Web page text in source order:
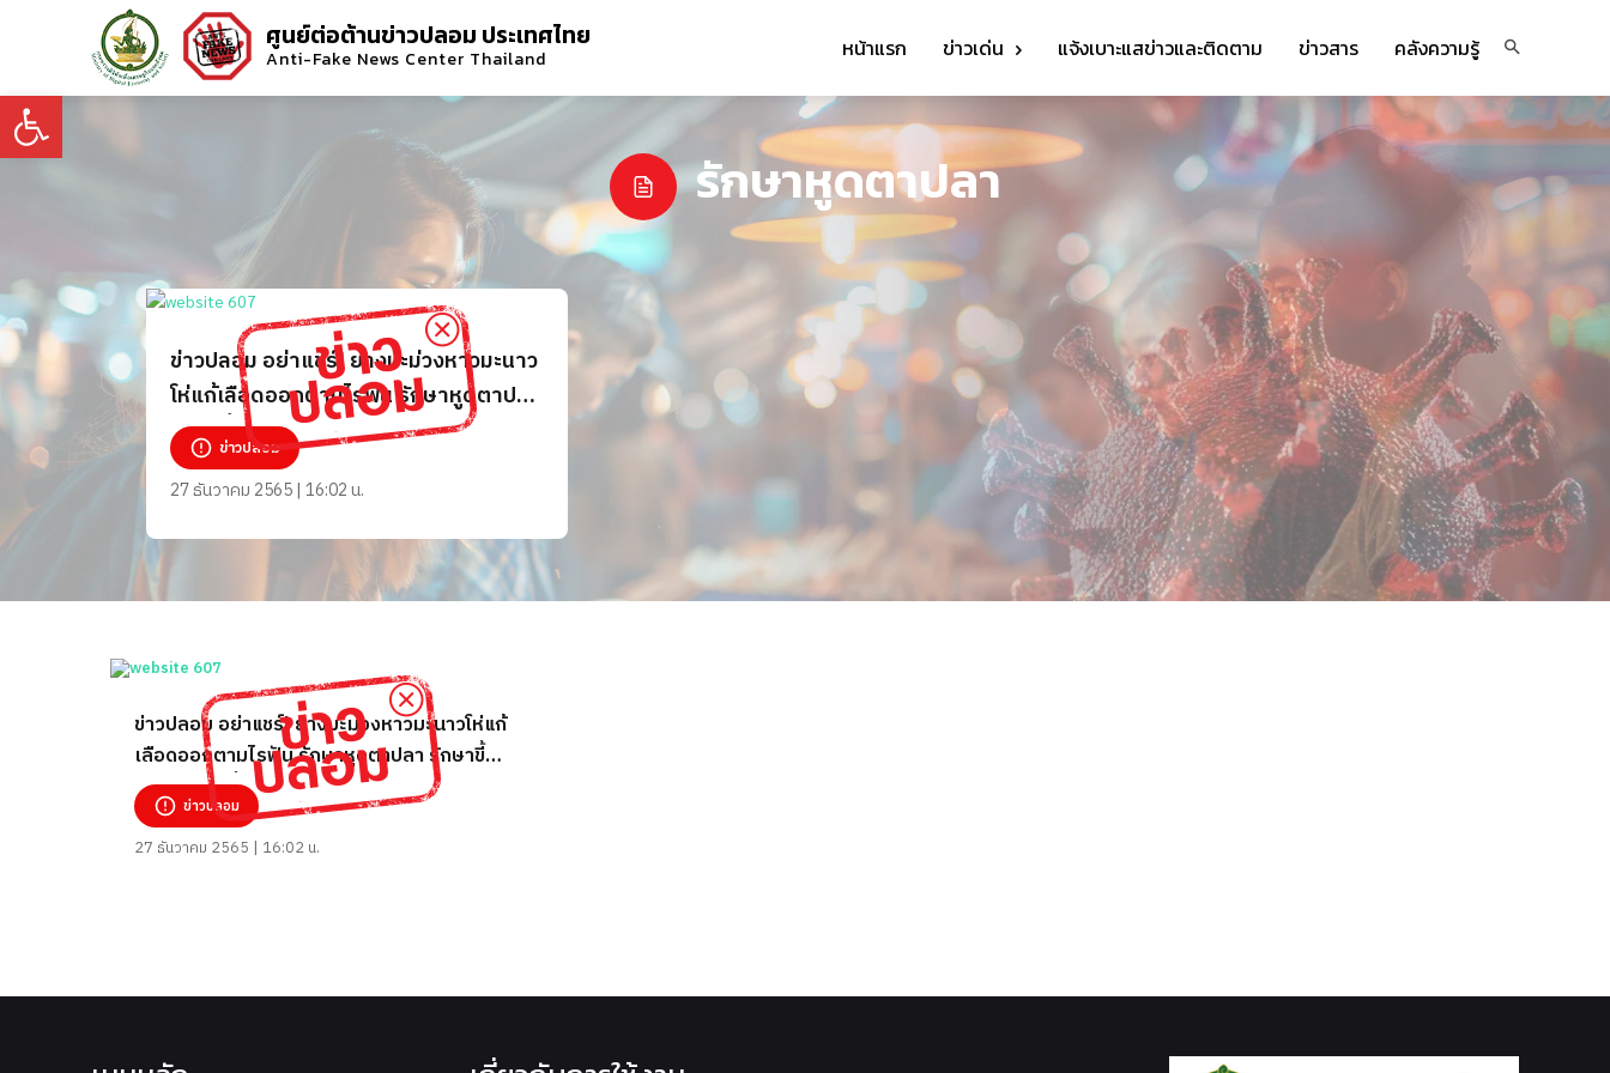
Open toolbar
ศูนย์ต่อต้านข่าวปลอม ประเทศไทย
Anti-Fake News Center Thailand หน้าแรก ข่าวเด่น แจ้งเบาะแสข่าวและติดตาม ข่าวสาร คลังความรู้
รักษาหูดตาปลา
ข่าวปลอม อย่าแชร์! ยางมะม่วงหาวมะนาว
โห่แก้เลือดออกตามไรฟัน รักษาหูดตาปลา
รักษาขี้กลาก แผลเนื้องอก และโรคเท้า
ช้าง ข่าวปลอม
27 ธันวาคม 2565 | 16:02 น.
ข่าวปลอม อย่าแชร์! ยางมะม่วงหาวมะนาวโห่แก้
เลือดออกตามไรฟัน รักษาหูดตาปลา รักษาขี้
กลาก แผลเนื้องอก และโรคเท้าช้าง
ข่าวปลอม
27 ธันวาคม 2565 | 16:02 น.